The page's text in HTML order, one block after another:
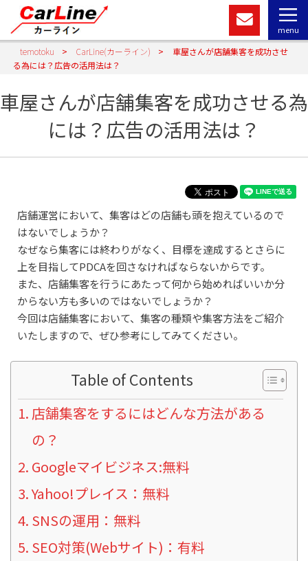
menu
temotoku > CarLine(カーライン) >
車屋さんが店舗集客を成功させ
る為には？広告の活用法は？
車屋さんが店舗集客を成功させる為
には？広告の活用法は？
店舗運営において、集客はどの店舗も頭を抱えているので
はないでしょうか？
なぜなら集客には終わりがなく、目標を達成するとさらに
上を目指してPDCAを回さなければならないからです。
また、店舗集客を行うにあたって何から始めればいいか分
からない方も多いのではないでしょうか？
今回は店舗集客において、集客の種類や集客方法をご紹介
いたしますので、ぜひ参考にしてみてください。
Table of Contents
店舗集客をするにはどんな方法がある
の？
Googleマイビジネス:無料
Yahoo!プレイス：無料
SNSの運用：無料
SEO対策(Webサイト)：有料